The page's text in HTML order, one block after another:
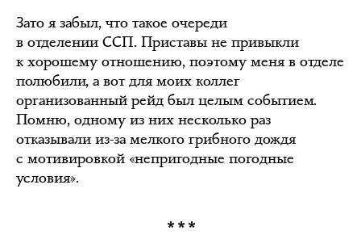
Зато я забыл, что такое очереди
в отделении ССП. Приставы не привыкли
к хорошему отношению, поэтому меня в отделе
полюбили, а вот для моих коллег
организованный рейд был целым событием.
Помню, одному из них несколько раз
отказывали из-за мелкого грибного дождя
с мотивировкой «непригодные погодные
условия».
***